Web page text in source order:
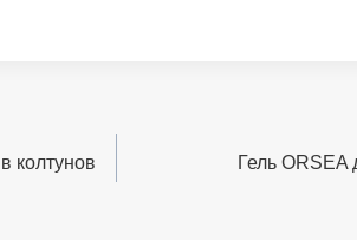
колтунов
Гель ORSEA